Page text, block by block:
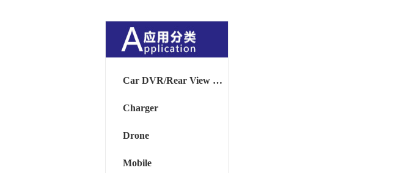
Car DVR/Rear View Mirror
Charger
Drone
Mobile